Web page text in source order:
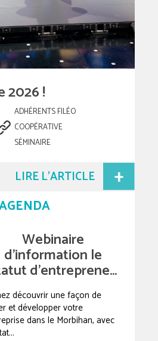
2026 !
ADHÉRENTS FILÉO
COOPÉRATIVE
SÉMINAIRE
LIRE L'ARTICLE
Webinaire
d’information le
d’entreprene...
découvrir une façon de
et développer votre
dans le Morbihan, avec